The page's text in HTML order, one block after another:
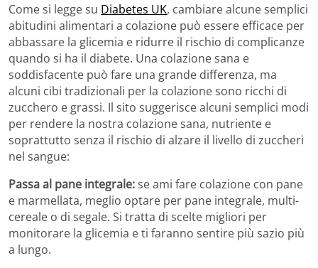
Come si legge su Diabetes UK, cambiare alcune semplici
abitudini alimentari a colazione può essere efficace per
abbassare la glicemia e ridurre il rischio di complicanze
quando si ha il diabete. Una colazione sana e
soddisfacente può fare una grande differenza, ma
alcuni cibi tradizionali per la colazione sono ricchi di
zucchero e grassi. Il sito suggerisce alcuni semplici modi
per rendere la nostra colazione sana, nutriente e
soprattutto senza il rischio di alzare il livello di zuccheri
nel sangue:
Passa al pane integrale:se ami fare colazione con pane
e marmellata, meglio optare per pane integrale, multi-
cereale o di segale. Si tratta di scelte migliori per
monitorare la glicemia e ti faranno sentire più sazio più
a lungo.